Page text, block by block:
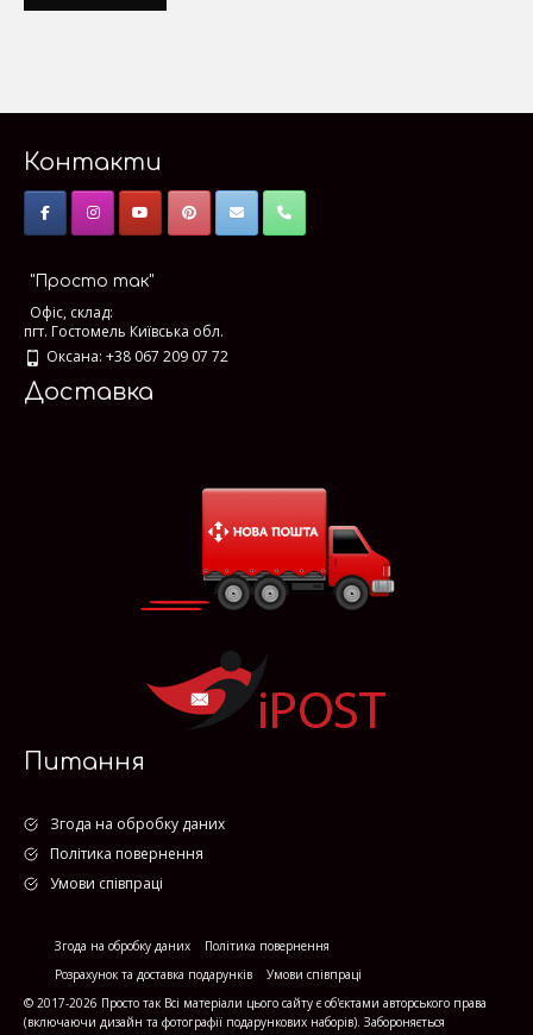
Контакти
"Просто так"
Офіс, склад:
пгт. Гостомель Київська обл.
Оксана: +38 067 209 07 72
Доставка
Питання
Згода на обробку даних
Політика повернення
Умови співпраці
Згода на обробку даних
Політика повернення
Розрахунок та доставка подарунків
Умови співпраці
© 2017-2026 Просто так Всі матеріали цього сайту є об'єктами авторського права
(включаючи дизайн та фотографії подарункових наборів). Забороняється